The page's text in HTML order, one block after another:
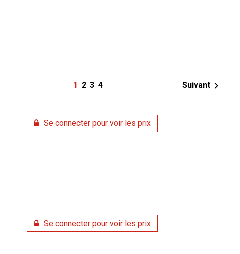
1 23 4 Suivant 
Se connecter pour voir les prix
Se connecter pour voir les prix